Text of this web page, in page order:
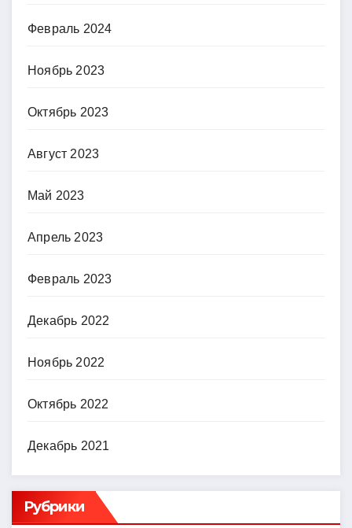
Февраль 2024
Ноябрь 2023
Октябрь 2023
Август 2023
Май 2023
Апрель 2023
Февраль 2023
Декабрь 2022
Ноябрь 2022
Октябрь 2022
Декабрь 2021
Рубрики